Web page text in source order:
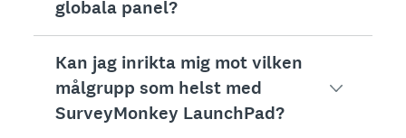
Ett fast pris per lösning
Panelsvar (valfritt).Om du vill kan du få
globala panel?
Vår globala panel för
Läs mer om vårmarknadsundersökningspanel
Kan jag inrikta mig mot vilken
målgrupp som helst med
SurveyMonkey LaunchPad?